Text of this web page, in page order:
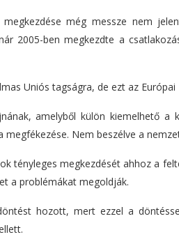
még messze nem
2005-ben megkezdte a
Uniós tagságra, de ezt az
amelyből külön kiemelhető
Nem beszélve a
tényleges megkezdését ahhoz a
a problémákat megoldják.
hozott, mert ezzel a